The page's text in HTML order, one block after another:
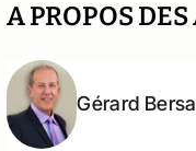
A PROPOS
Gérard